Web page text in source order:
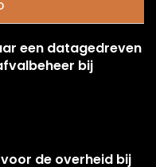
een datagedreven
bij
de overheid bij